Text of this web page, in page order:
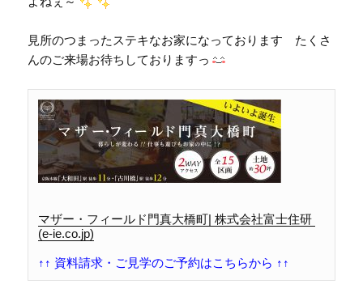
見所のつまったステキなお家になっております たくさ
んのご来場お待ちしておりますっ
マザー・フィールド門真大橋町| 株式会社富士住研
(e-ie.co.jp)
↑↑ 資料請求・ご見学のご予約はこちらから ↑↑